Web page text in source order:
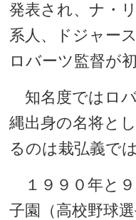
発表され、ナ・
系人、ドジャー
ロバーツ監督が
知名度ではロ
縄出身の名将と
るのは栽弘義で
１９９０年と
子園（高校野球